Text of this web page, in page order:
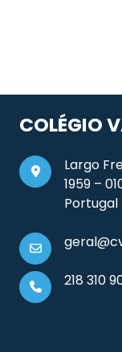
COLÉGIO
Largo
1959 –
Portugal
218 310